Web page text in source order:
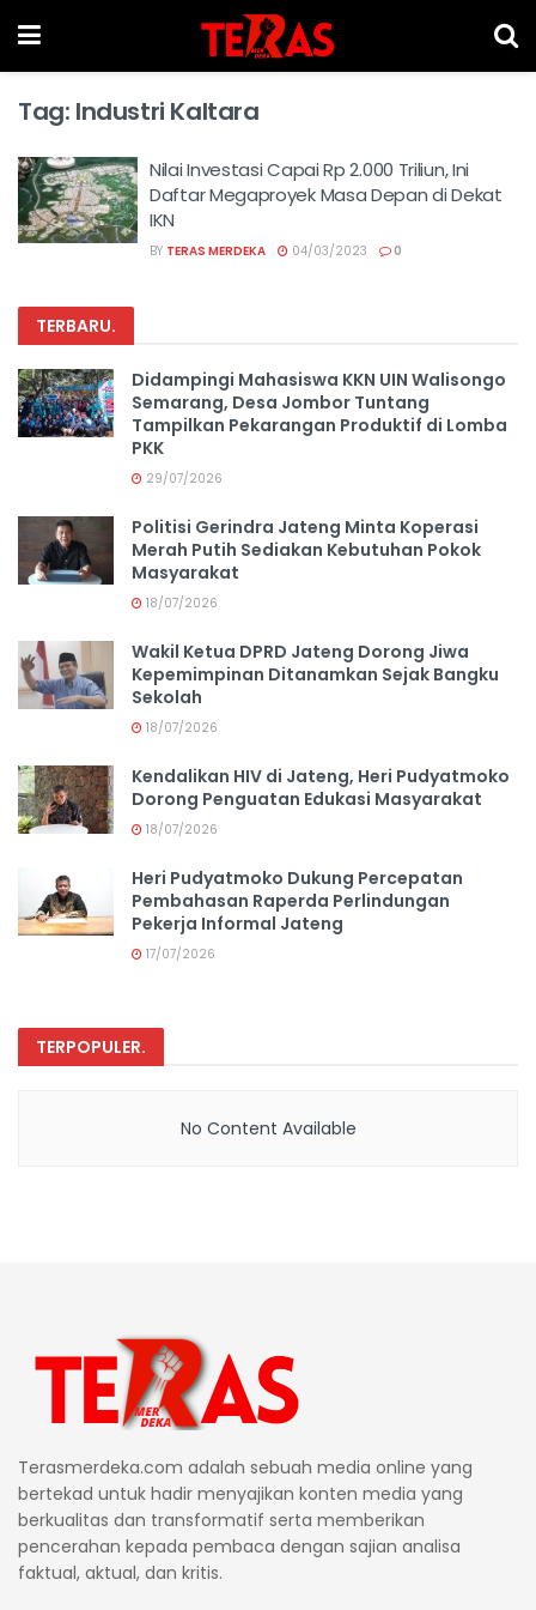
Tag: Industri Kaltara
Nilai Investasi Capai Rp 2.000 Triliun, Ini
Daftar Megaproyek Masa Depan di Dekat
IKN
BY TERAS MERDEKA 04/03/2023 0
TERBARU.
Didampingi Mahasiswa KKN UIN Walisongo
Semarang, Desa Jombor Tuntang
Tampilkan Pekarangan Produktif di Lomba
PKK
29/07/2026
Politisi Gerindra Jateng Minta Koperasi
Merah Putih Sediakan Kebutuhan Pokok
Masyarakat
18/07/2026
Wakil Ketua DPRD Jateng Dorong Jiwa
Kepemimpinan Ditanamkan Sejak Bangku
Sekolah
18/07/2026
Kendalikan HIV di Jateng, Heri Pudyatmoko
Dorong Penguatan Edukasi Masyarakat
18/07/2026
Heri Pudyatmoko Dukung Percepatan
Pembahasan Raperda Perlindungan
Pekerja Informal Jateng
17/07/2026
TERPOPULER.
No Content Available
Terasmerdeka.com adalah sebuah media online yang
bertekad untuk hadir menyajikan konten media yang
berkualitas dan transformatif serta memberikan
pencerahan kepada pembaca dengan sajian analisa
faktual, aktual, dan kritis.